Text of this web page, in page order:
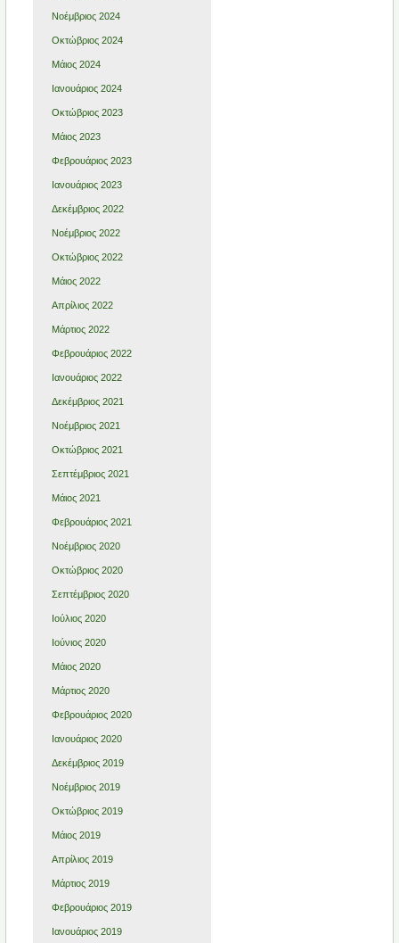
Νοέμβριος 2024
Οκτώβριος 2024
Μάιος 2024
Ιανουάριος 2024
Οκτώβριος 2023
Μάιος 2023
Φεβρουάριος 2023
Ιανουάριος 2023
Δεκέμβριος 2022
Νοέμβριος 2022
Οκτώβριος 2022
Μάιος 2022
Απρίλιος 2022
Μάρτιος 2022
Φεβρουάριος 2022
Ιανουάριος 2022
Δεκέμβριος 2021
Νοέμβριος 2021
Οκτώβριος 2021
Σεπτέμβριος 2021
Μάιος 2021
Φεβρουάριος 2021
Νοέμβριος 2020
Οκτώβριος 2020
Σεπτέμβριος 2020
Ιούλιος 2020
Ιούνιος 2020
Μάιος 2020
Μάρτιος 2020
Φεβρουάριος 2020
Ιανουάριος 2020
Δεκέμβριος 2019
Νοέμβριος 2019
Οκτώβριος 2019
Μάιος 2019
Απρίλιος 2019
Μάρτιος 2019
Φεβρουάριος 2019
Ιανουάριος 2019